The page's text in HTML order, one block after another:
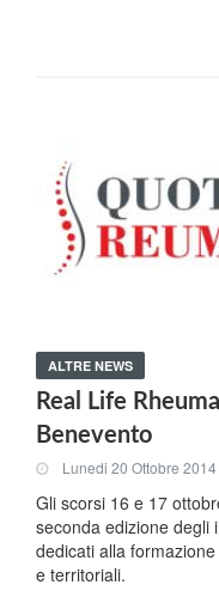
ALTRE NEWS
Real Life
Benevento
Lunedi 20 Ottobre 2014
Gli scorsi 16 e 17
seconda edizione degli
dedicati alla
e territoriali.